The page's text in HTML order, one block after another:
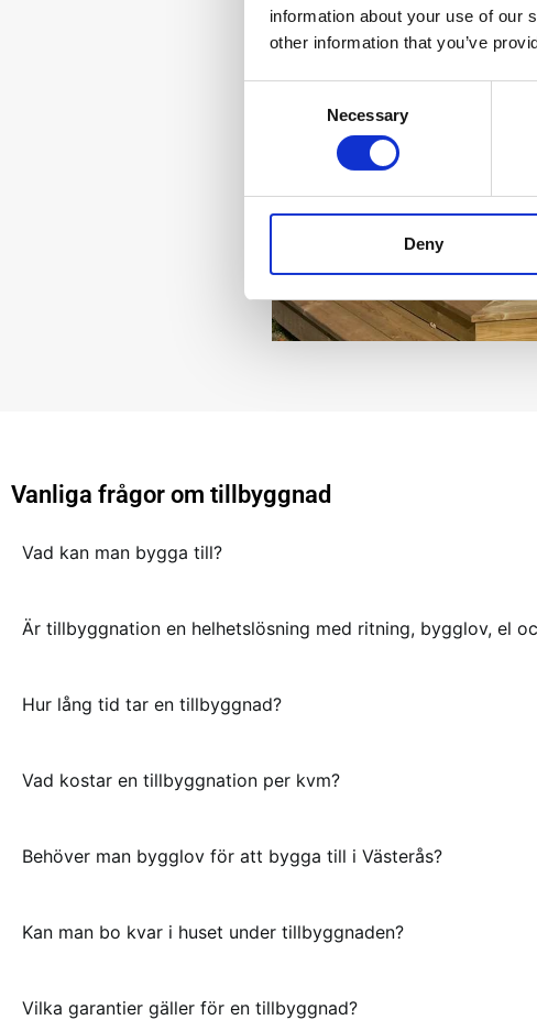
information about your use of our
other information that you’ve
Necessary
Deny
Vanliga frågor om tillbyggnad
Vad kan man bygga till?
Är tillbyggnation en helhetslösning med ritning, bygglov, el
Hur lång tid tar en tillbyggnad?
Vad kostar en tillbyggnation per kvm?
Behöver man bygglov för att bygga till i Västerås?
Kan man bo kvar i huset under tillbyggnaden?
Vilka garantier gäller för en tillbyggnad?